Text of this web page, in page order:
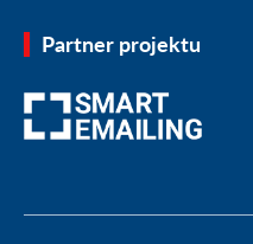
Partner projektu